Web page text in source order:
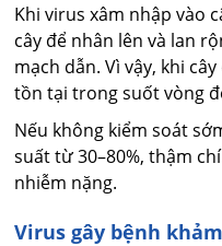
Khi virus xâm nhập vào
cây để nhân lên và lan
mạch dẫn. Vì vậy, khi
tồn tại trong suốt vòng
Nếu không kiểm soát
suất từ 30–80%, thậm
nhiễm nặng.
Virus gây bệnh